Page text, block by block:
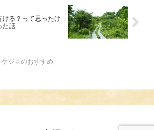
る？って思ったけ
た話
ケジョのおすすめ